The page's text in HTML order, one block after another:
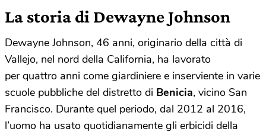
La storia di Dewayne Johnson
Dewayne Johnson, 46 anni, originario della città di
Vallejo, nel nord della California, ha lavorato
per quattro anni come giardiniere e inserviente in varie
scuole pubbliche del distretto di Benicia, vicino San
Francisco. Durante quel periodo, dal 2012 al 2016,
l’uomo ha usato quotidianamente gli erbicidi della